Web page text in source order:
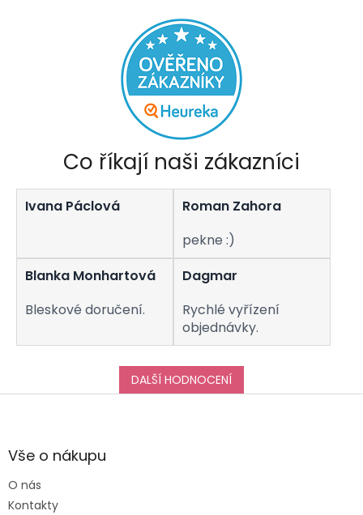
Co říkají naši zákazníci
Ivana Páclová
Roman Zahora
pekne :)
Blanka Monhartová
Bleskové doručení.
Dagmar
Rychlé vyřízení
objednávky.
DALŠÍ HODNOCENÍ
Z
aVše o nákupu
O nás
Kontakty